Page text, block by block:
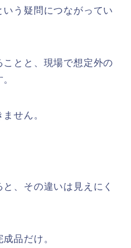
う疑問につながってい
ことと、現場で想定外の
せん。
、その違いは見えにく
品だけ。